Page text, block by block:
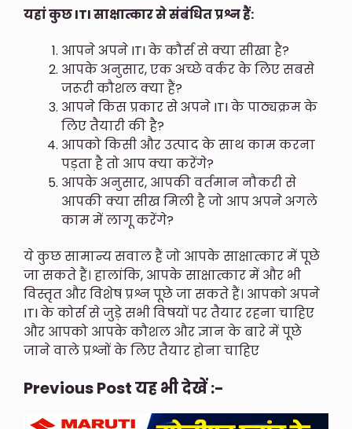
यहां कुछ ITI साक्षात्कार से संबंधित प्रश्न हैं:
आपने अपने ITI के कौर्स से क्या सीखा है?
आपके अनुसार, एक अच्छे वर्कर के लिए सबसे
जरूरी कौशल क्या हैं?
आपने किस प्रकार से अपने ITI के पाठ्यक्रम के
लिए तैयारी की है?
आपको किसी और उत्पाद के साथ काम करना
पड़ता है तो आप क्या करेंगे?
आपके अनुसार, आपकी वर्तमान नौकरी से
आपकी क्या सीख मिली है जो आप अपने अगले
काम में लागू करेंगे?
ये कुछ सामान्य सवाल हैं जो आपके साक्षात्कार में पूछे
जा सकते हैं। हालांकि, आपके साक्षात्कार में और भी
विस्तृत और विशेष प्रश्न पूछे जा सकते हैं। आपको अपने
ITI के कोर्स से जुड़े सभी विषयों पर तैयार रहना चाहिए
और आपको आपके कौशल और ज्ञान के बारे में पूछे
जाने वाले प्रश्नों के लिए तैयार होना चाहिए
Previous Post यह भी देखें :-